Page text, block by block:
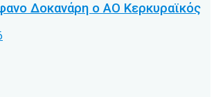
Δοκανάρη ο ΑΟ Κερκυραϊκός